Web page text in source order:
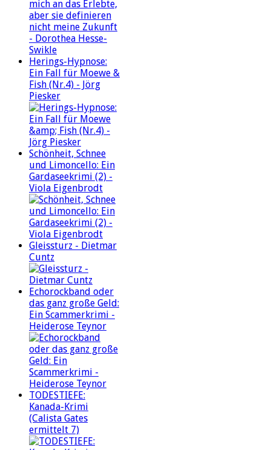
Herings-Hypnose:
Ein Fall für Moewe &
Fish (Nr.4) - Jörg
Piesker
Schönheit, Schnee
und Limoncello: Ein
Gardaseekrimi (2) -
Viola Eigenbrodt
Gleissturz - Dietmar
Cuntz
Echorockband oder
das ganz große Geld:
Ein Scammerkrimi -
Heiderose Teynor
TODESTIEFE:
Kanada-Krimi
(Calista Gates
ermittelt 7)